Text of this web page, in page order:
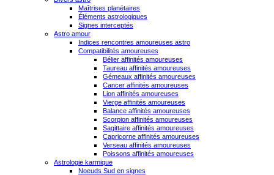
Maîtrises planétaires
Éléments astrologiques
Signes interceptés
Astro amour
Indices rencontres amoureuses astro
Compatibilités amoureuses
Bélier affinités amoureuses
Taureau affinités amoureuses
Gémeaux affinités amoureuses
Cancer affinités amoureuses
Lion affinités amoureuses
Vierge affinités amoureuses
Balance affinités amoureuses
Scorpion affinités amoureuses
Sagittaire affinités amoureuses
Capricorne affinités amoureuses
Verseau affinités amoureuses
Poissons affinités amoureuses
Astrologie karmique
Noeuds Sud en signes